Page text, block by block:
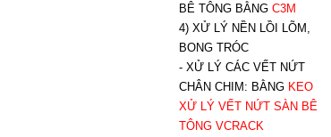
BÊ TÔNG BẰNG C3M
4) XỬ LÝ NỀN LỒI LÕM,
BONG TRÓC
- XỬ LÝ CÁC VẾT NỨT
CHÂN CHIM: BẰNG KEO
XỬ LÝ VẾT NỨT SÀN BÊ
TÔNG VCRACK